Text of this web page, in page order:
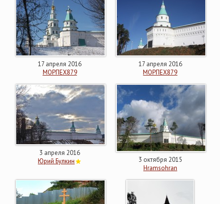
17 апреля 2016
МОРПЕХ879
17 апреля 2016
МОРПЕХ879
3 апреля 2016
Юрий Булкин
3 октября 2015
Hramsohran